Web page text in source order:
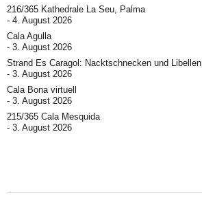
216/365 Kathedrale La Seu, Palma
4. August 2026
Cala Agulla
3. August 2026
Strand Es Caragol: Nacktschnecken und Libellen
3. August 2026
Cala Bona virtuell
3. August 2026
215/365 Cala Mesquida
3. August 2026